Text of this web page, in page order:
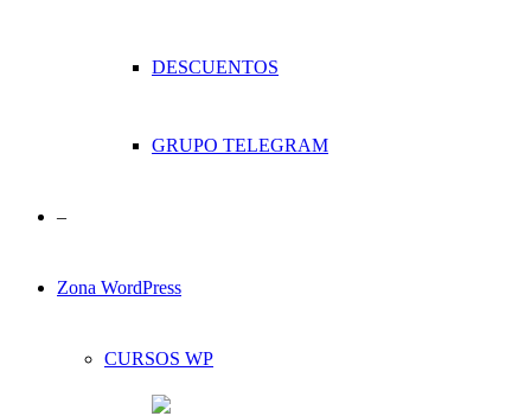
DESCUENTOS
GRUPO TELEGRAM
–
Zona WordPress
CURSOS WP